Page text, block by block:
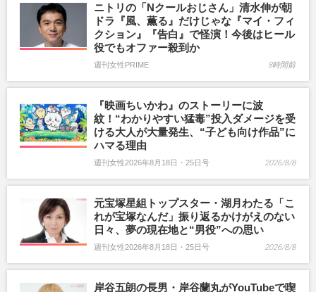
ニトリの「Nクールおじさん」清水伸が朝
ドラ『風、薫る』だけじゃな『マイ・フィ
クション』『告白』で怪演！今後はヒール
役でもオファー殺到か
週刊女性PRIME 8時間前
『映画ちいかわ』のストーリーに波
紋！“わかりやすい猛毒”投入ダメージを受
ける大人が大量発生、“子ども向け作品”に
ハマる理由
週刊女性2026年8月18日・25日号 2026/8/8
元宝塚星組トップスター・湖月わたる「こ
れが宝塚なんだ」振り返るかけがえのない
日々、夢の現在地と“男役”への思い
週刊女性2026年8月18日・25日号 2026/8/8
岸谷五朗の長男・岸谷蘭丸がYouTubeで喫